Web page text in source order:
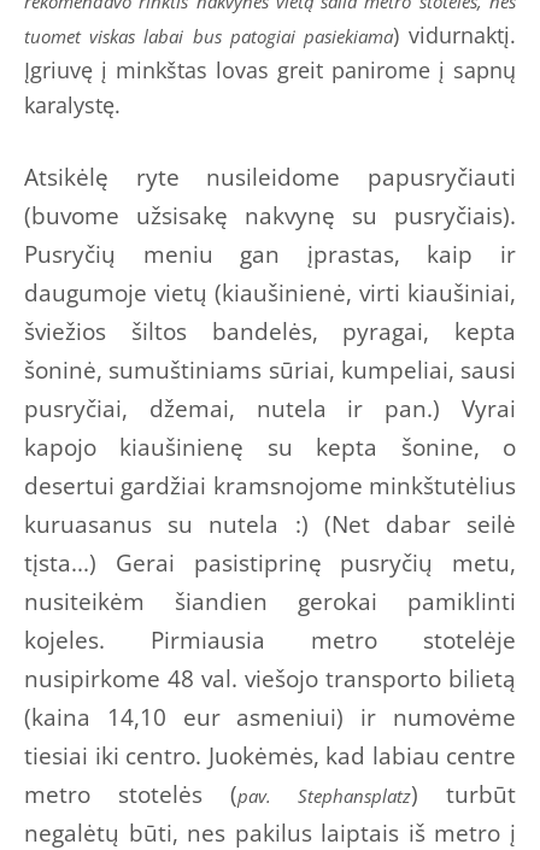
tuomet viskas labai bus patogiai pasiekiama) vidurnaktį.
Įgriuvę į minkštas lovas greit panirome į sapnų
karalystę.
Atsikėlę ryte nusileidome papusryčiauti
(buvome užsisakę nakvynę su pusryčiais).
Pusryčių meniu gan įprastas, kaip ir
daugumoje vietų (kiaušinienė, virti kiaušiniai,
šviežios šiltos bandelės, pyragai, kepta
šoninė, sumuštiniams sūriai, kumpeliai, sausi
pusryčiai, džemai, nutela ir pan.) Vyrai
kapojo kiaušinienę su kepta šonine, o
desertui gardžiai kramsnojome minkštutėlius
kuruasanus su nutela :) (Net dabar seilė
tįsta...) Gerai pasistiprinę pusryčių metu,
nusiteikėm šiandien gerokai pamiklinti
kojeles. Pirmiausia metro stotelėje
nusipirkome 48 val. viešojo transporto bilietą
(kaina 14,10 eur asmeniui) ir numovėme
tiesiai iki centro. Juokėmės, kad labiau centre
metro stotelės (pav. Stephansplatz) turbūt
negalėtų būti, nes pakilus laiptais iš metro į